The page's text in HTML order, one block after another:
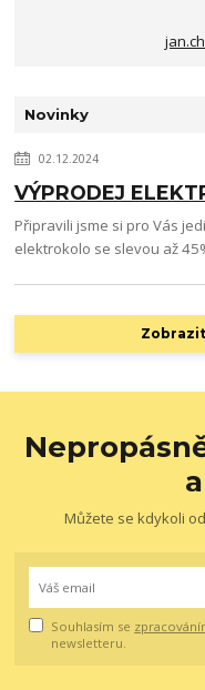
Novinky
02.12.2024
VÝPRODEJ
Připravili jsme si pro Vás
elektrokolo se slevou až
Můžete se kdykoli
Souhlasím se
newsletteru.